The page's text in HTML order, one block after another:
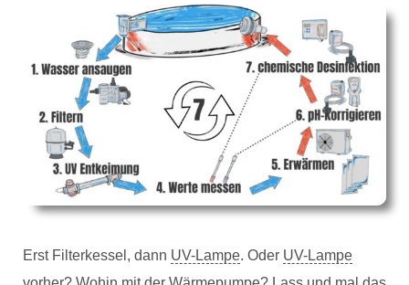
Erst Filterkessel, dann UV-Lampe. Oder UV-Lampe